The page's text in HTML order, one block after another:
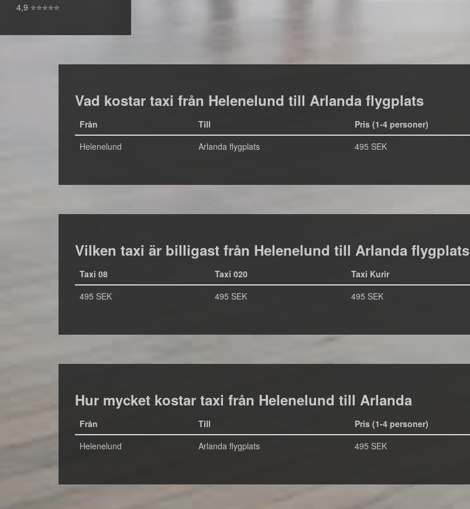
4,9 ⭐⭐⭐⭐⭐
Vad kostar taxi från Helenelund till Arlanda flygplats
Från Till Pris (1-4 personer)
Helenelund
Arlanda flygplats 495 SEK
Vilken taxi är billigast från Helenelund till Arlanda flygplats
Taxi 08 Taxi 020 Taxi Kurir
495 SEK
495 SEK 495 SEK
Hur mycket kostar taxi från Helenelund till Arlanda
Från Till Pris (1-4 personer)
Helenelund
Arlanda flygplats 495 SEK